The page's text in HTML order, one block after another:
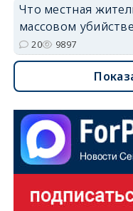
Что местная
массовом
20 9897